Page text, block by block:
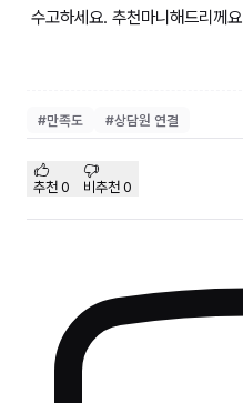
수고하세요. 추천마니해드리께요
#만족도 #상담원 연결
추천 0 비추천 0